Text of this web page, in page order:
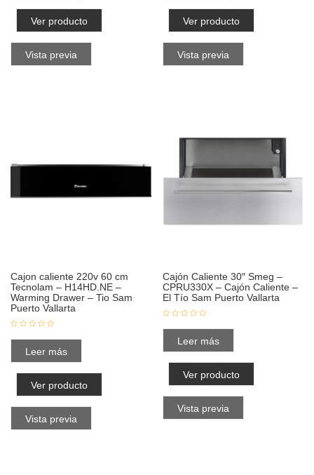
Ver producto
Vista previa
Ver producto
Vista previa
Cajon caliente 220v 60 cm
Tecnolam – H14HD.NE –
Warming Drawer – Tio Sam
Puerto Vallarta
Leer más
Ver producto
Vista previa
Cajón Caliente 30″ Smeg –
CPRU330X – Cajón Caliente –
El Tío Sam Puerto Vallarta
Leer más
Ver producto
Vista previa